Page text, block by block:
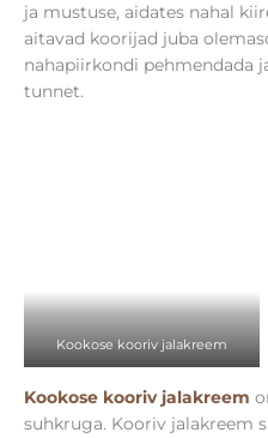
ja mustuse, aidates nahal
aitavad koorijad juba
nahapiirkondi pehmendada
tunnet.
Kookose kooriv jalakreem
Kookose kooriv jalakreem
suhkruga. Kooriv jalakreem